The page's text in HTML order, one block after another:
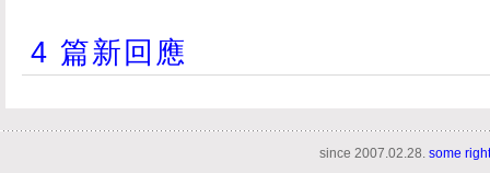
4 篇新回應
since 2007.02.28. some